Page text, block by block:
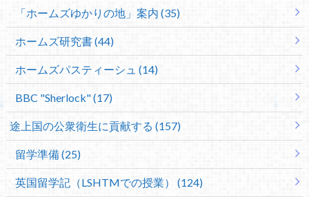
「ホームズゆかりの地」案内 (35)
ホームズ研究書 (44)
ホームズパスティーシュ (14)
BBC "Sherlock" (17)
途上国の公衆衛生に貢献する (157)
留学準備 (25)
英国留学記（LSHTMでの授業） (124)